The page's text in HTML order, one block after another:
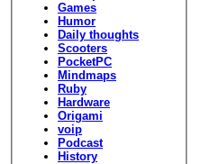
Games
Humor
Daily thoughts
Scooters
PocketPC
Mindmaps
Ruby
Hardware
Origami
voip
Podcast
History